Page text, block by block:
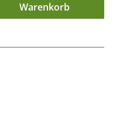
Warenkorb